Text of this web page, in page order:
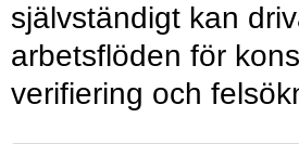
självständigt kan
arbetsflöden för
verifiering och